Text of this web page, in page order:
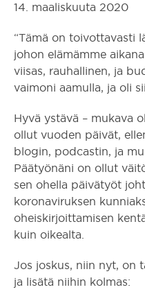
14. maaliskuuta 2020
“Tämä on toivottavasti
johon elämämme
viisas, rauhallinen, ja
vaimoni aamulla, ja oli
Hyvä ystävä – mukava
ollut vuoden päivät,
blogin, podcastin, ja
Päätyönäni on ollut
sen ohella päivätyöt
koronaviruksen
oheiskirjoittamisen
kuin oikealta.
Jos joskus, niin nyt, on
ja lisätä niihin kolmas: